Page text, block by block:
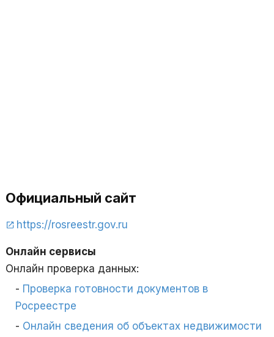
Официальный сайт
https://rosreestr.gov.ru
Онлайн сервисы
Онлайн проверка данных:
Проверка готовности документов в
Росреестре
Онлайн сведения об объектах недвижимости